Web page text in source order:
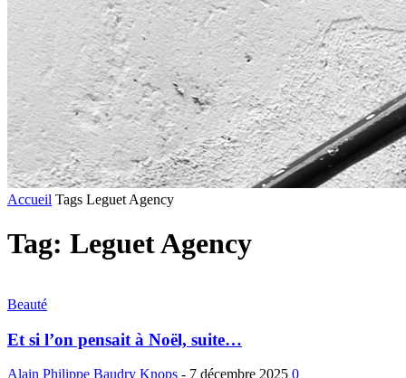
Accueil Tags Leguet Agency
Tag: Leguet Agency
Beauté
Et si l’on pensait à Noël, suite…
Alain Philippe Baudry Knops - 7 décembre 2025 0